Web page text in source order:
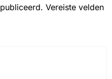
Vereiste velden